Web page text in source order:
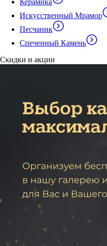
Искусственный Мрамор
Песчаник
Спеченный Камень
Скидки и акции